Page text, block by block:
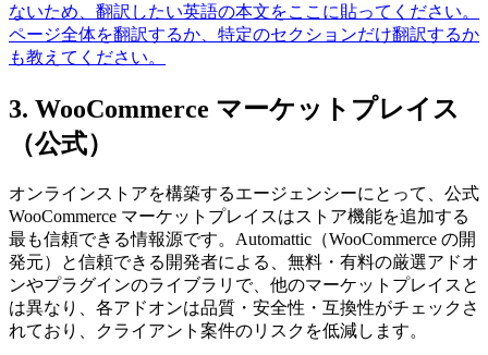
ないため、翻訳したい英語の本文をここに貼ってください。
ページ全体を翻訳するか、特定のセクションだけ翻訳するか
も教えてください。
3. WooCommerce マーケットプレイス
（公式）
オンラインストアを構築するエージェンシーにとって、公式
WooCommerce マーケットプレイスはストア機能を追加する
最も信頼できる情報源です。Automattic（WooCommerce の開
発元）と信頼できる開発者による、無料・有料の厳選アドオ
ンやプラグインのライブラリで、他のマーケットプレイスと
は異なり、各アドオンは品質・安全性・互換性がチェックさ
れており、クライアント案件のリスクを低減します。